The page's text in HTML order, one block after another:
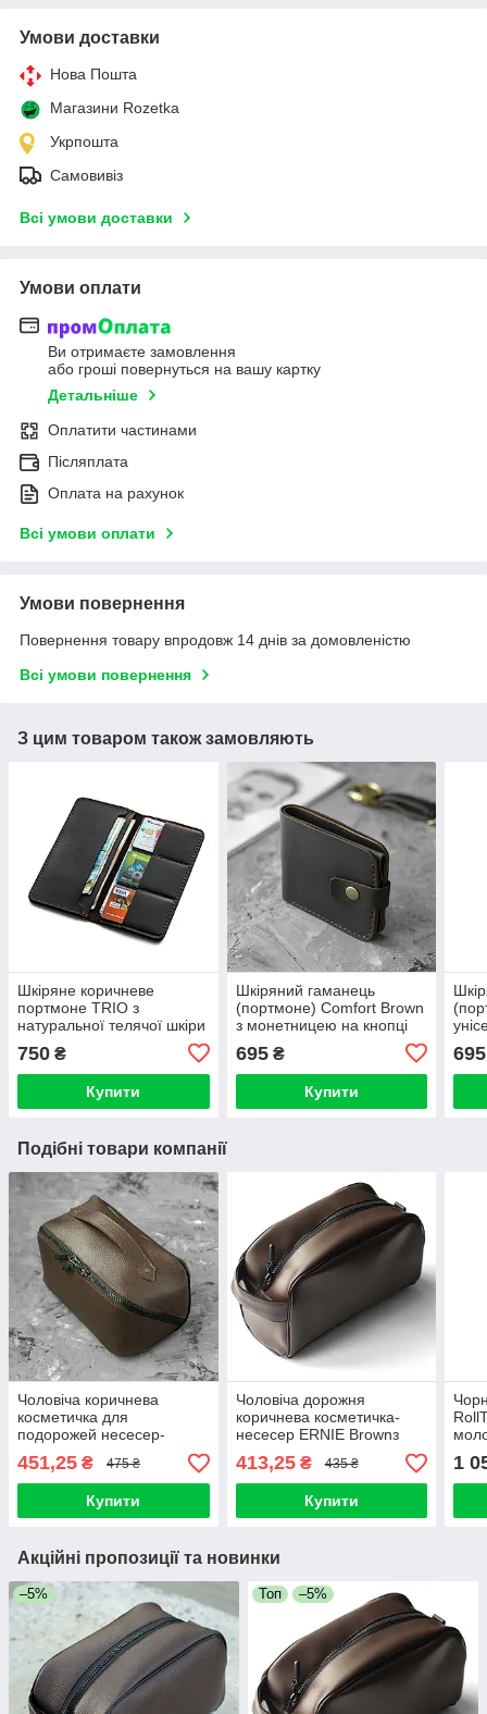
Умови доставки
Нова Пошта
Магазини Rozetka
Укрпошта
Самовивіз
Всі умови доставки
Умови оплати
Ви отримаєте замовлення
або гроші повернуться на вашу картку
Детальніше
Оплатити частинами
Післяплата
Оплата на рахунок
Всі умови оплати
Умови повернення
Повернення товару впродовж 14 днів за домовленістю
Всі умови повернення
З цим товаром також замовляють
Шкіряне коричневе
портмоне TRIO з
натуральної телячої шкіри
ручної роботи Гаманець
Купюрник
750 ₴
Купити
Шкіряний гаманець
(портмоне) Comfort Brown
з монетницею на кнопці
темно-коричневий Crazy
Horse
695₴
Купити
695
Подібні товари компанії
Чоловіча коричнева
косметичка для
подорожей несесер-
органайзер LUMA Brown з
екошкіри Унісекс
451,25 ₴ 475 ₴
Купити
Чоловіча дорожня
коричнева косметичка-
несесер ERNIE Brownз
екошкіри для подорожей
413,25₴ 435 ₴
Купити
- 25
1
Акційні пропозиції та новинки
–5% Топ –5%